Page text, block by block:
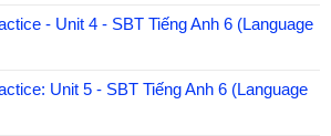
- Unit 4 - SBT Tiếng Anh 6 (Language
Unit 5 - SBT Tiếng Anh 6 (Language